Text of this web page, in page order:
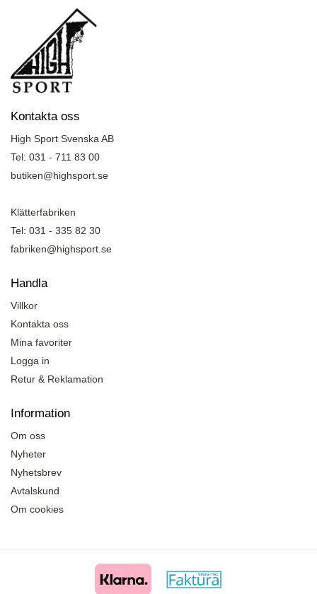
Kontakta oss
High Sport Svenska AB
Tel: 031 - 711 83 00
butiken@highsport.se
Klätterfabriken
Tel: 031 - 335 82 30
fabriken@highsport.se
Handla
Villkor
Kontakta oss
Mina favoriter
Logga in
Retur & Reklamation
Information
Om oss
Nyheter
Nyhetsbrev
Avtalskund
Om cookies